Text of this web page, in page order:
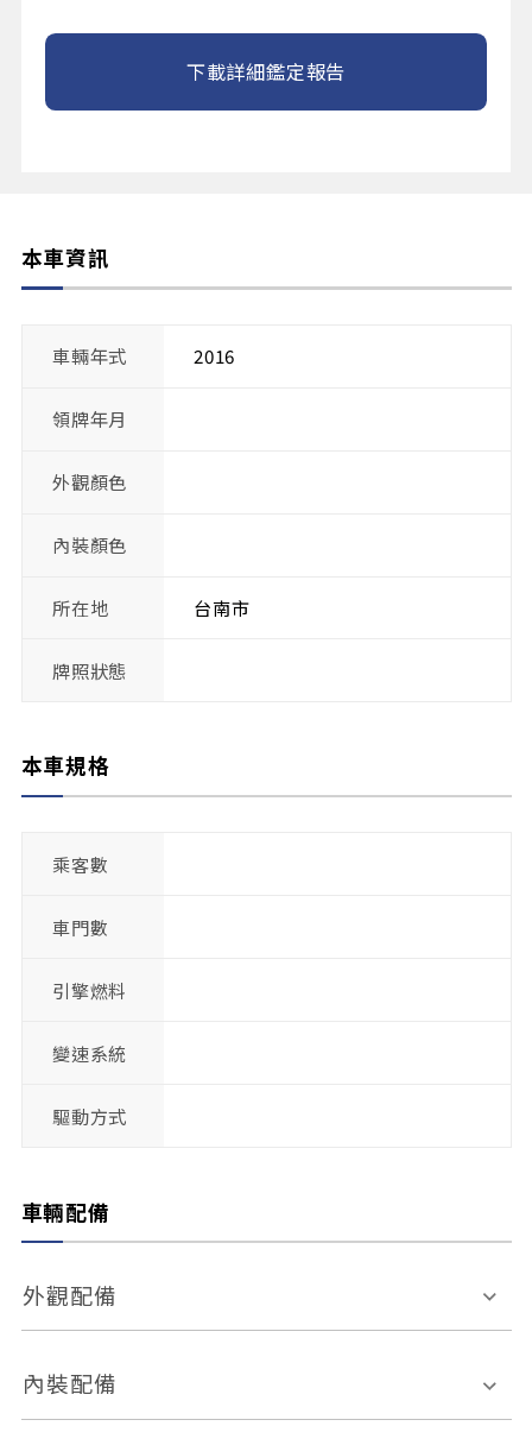
下載詳細鑑定報告
本車資訊
車輛年式 2016
領牌年月
外觀顏色
內裝顏色
所在地 台南市
牌照狀態
本車規格
乘客數
車門數
引擎燃料
變速系統
驅動方式
車輛配備
外觀配備
電動天窗
內裝配備